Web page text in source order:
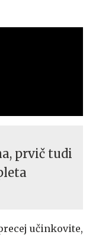
prvič tudi
učinkovite,